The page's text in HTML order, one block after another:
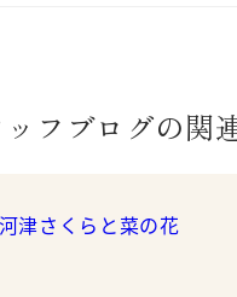
ッフブログの関